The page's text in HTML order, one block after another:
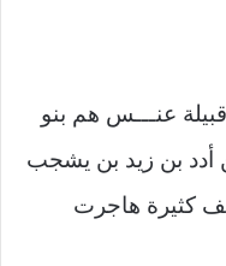
عنـــس هم بنو
بن زيد بن يشجب
كثيرة هاجرت